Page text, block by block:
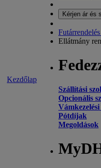
Kezdőlap
Kérjen ár és
Ellátmány
Szállítási
Opcionális
Pótdíjak
Megoldások